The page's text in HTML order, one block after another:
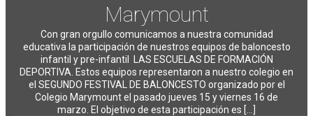
Marymount
Con gran orgullo comunicamos a nuestra comunidad
educativa la participación de nuestros equipos de baloncesto
infantil y pre-infantil LAS ESCUELAS DE FORMACIÓN
DEPORTIVA. Estos equipos representaron a nuestro colegio en
el SEGUNDO FESTIVAL DE BALONCESTO organizado por el
Colegio Marymount el pasado jueves 15 y viernes 16 de
marzo. El objetivo de esta participación es [...]